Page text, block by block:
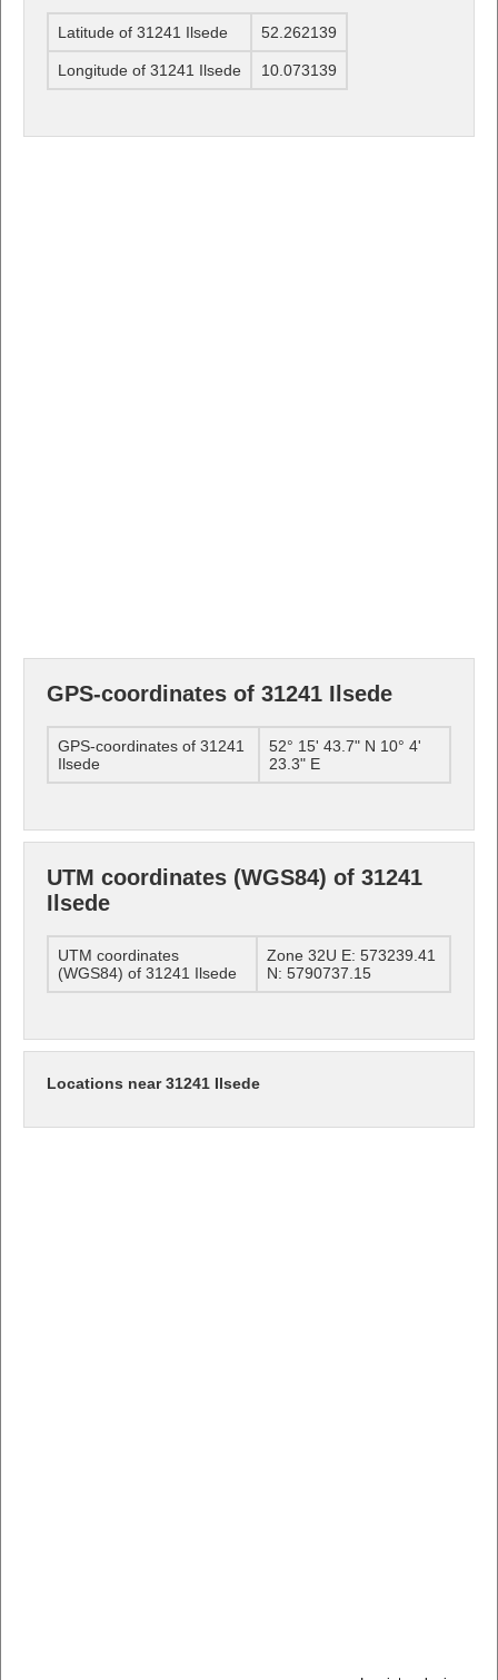
Latitude of 31241 Ilsede 52.262139
Longitude of 31241 Ilsede 10.073139
GPS-coordinates of 31241 Ilsede
GPS-coordinates of 31241
Ilsede
52° 15' 43.7" N 10° 4'
23.3" E
UTM coordinates (WGS84) of 31241
Ilsede
UTM coordinates
(WGS84) of 31241 Ilsede
Zone 32U E: 573239.41
N: 5790737.15
Locations near 31241 Ilsede